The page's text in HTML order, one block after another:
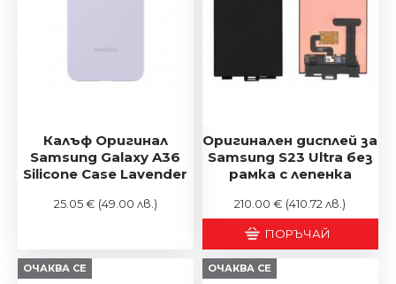
Калъф Оригинал
Samsung Galaxy A36
Silicone Case Lavender
25.05 € (49.00 лв.)
Оригинален дисплей за
Samsung S23 Ultra без
рамка с лепенка
210.00 € (410.72 лв.)
ПОРЪЧАЙ
ОЧАКВА СЕ ОЧАКВА СЕ